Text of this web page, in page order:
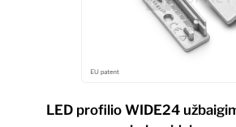
LED profilio WIDE24